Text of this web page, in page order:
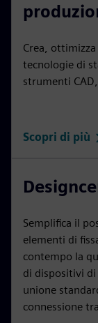
Crea,
tecnologie di
strumenti
Scopri di più
Semplifica il
elementi di
contempo la
di dispositivi
unione
connessione